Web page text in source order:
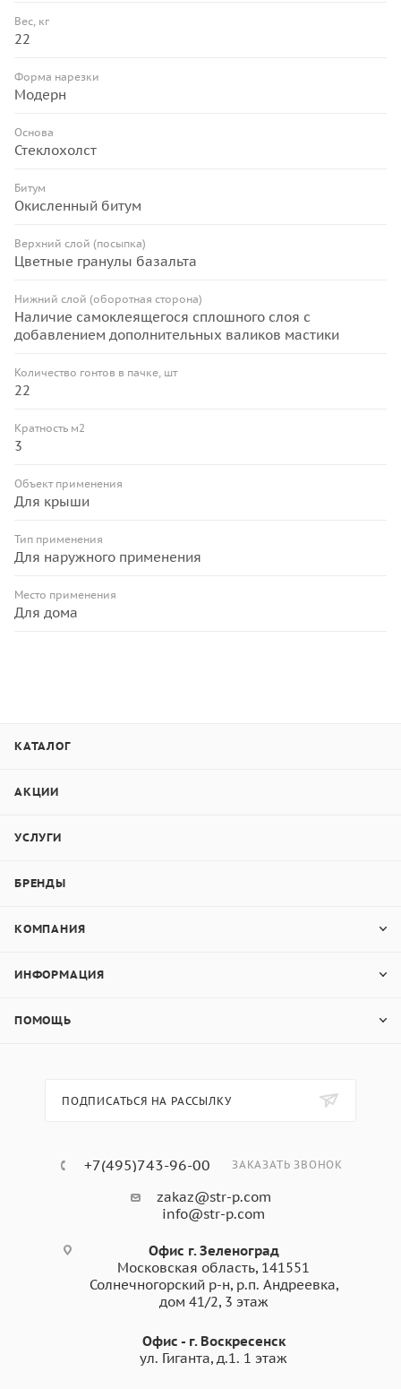
Вес, кг
22
Форма нарезки
Модерн
Основа
Стеклохолст
Битум
Окисленный битум
Верхний слой (посыпка)
Цветные гранулы базальта
Нижний слой (оборотная сторона)
Наличие самоклеящегося сплошного слоя с
добавлением дополнительных валиков мастики
Количество гонтов в пачке, шт
22
Кратность м2
3
Объект применения
Для крыши
Тип применения
Для наружного применения
Место применения
Для дома
КАТАЛОГ
АКЦИИ
УСЛУГИ
БРЕНДЫ
КОМПАНИЯ
ИНФОРМАЦИЯ
ПОМОЩЬ
ПОДПИСАТЬСЯ НА РАССЫЛКУ
+7(495)743-96-00 ЗАКАЗАТЬ ЗВОНОК
zakaz@str-p.com
info@str-p.com
Офис г. Зеленоград
Московская область, 141551
Солнечногорский р-н, р.п. Андреевка,
дом 41/2, 3 этаж
Офис - г. Воскресенск
ул. Гиганта, д.1. 1 этаж